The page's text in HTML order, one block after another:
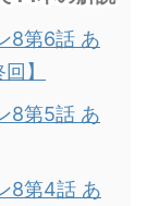
8第6話 あ
】
8第5話 あ
8第4話 あ